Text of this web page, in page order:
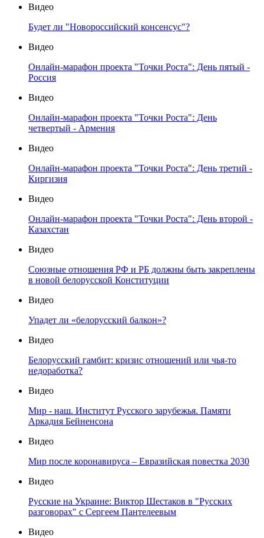
Видео
Будет ли "Новороссийский консенсус"?
Видео
Онлайн-марафон проекта "Точки Роста": День пятый -
Россия
Видео
Онлайн-марафон проекта "Точки Роста": День
четвертый - Армения
Видео
Онлайн-марафон проекта "Точки Роста": День третий -
Киргизия
Видео
Онлайн-марафон проекта "Точки Роста": День второй -
Казахстан
Видео
Союзные отношения РФ и РБ должны быть закреплены
в новой белорусской Конституции
Видео
Упадет ли «белорусский балкон»?
Видео
Белорусский гамбит: кризис отношений или чья-то
недоработка?
Видео
Мир - наш. Институт Русского зарубежья. Памяти
Аркадия Бейненсона
Видео
Мир после коронавируса – Евразийская повестка 2030
Видео
Русские на Украине: Виктор Шестаков в "Русских
разговорах" с Сергеем Пантелеевым
Видео